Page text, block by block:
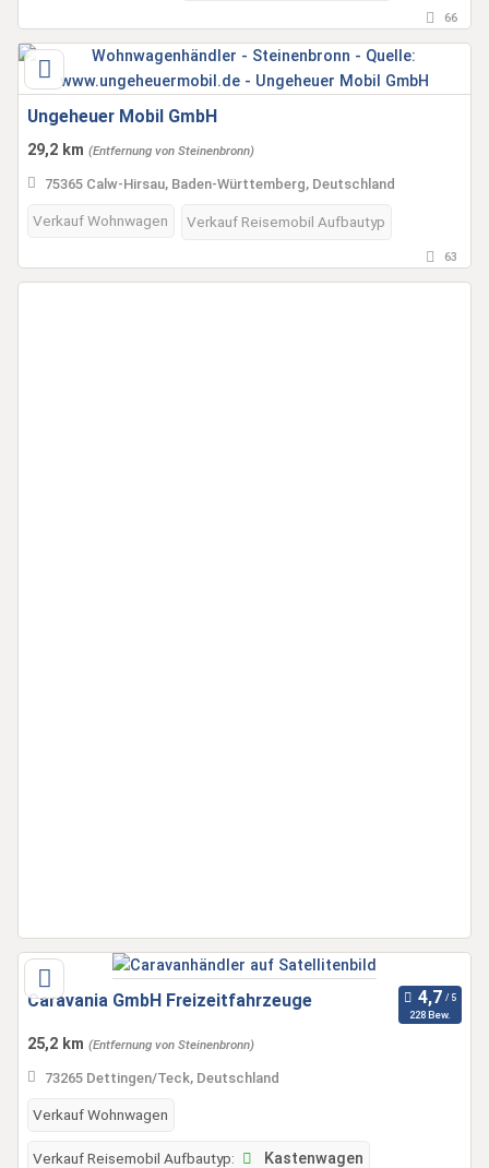
66
Ungeheuer Mobil GmbH
29,2 km (Entfernung von Steinenbronn)
75365 Calw-Hirsau, Baden-Württemberg, Deutschland
Verkauf Wohnwagen Verkauf Reisemobil Aufbautyp
63
Caravania GmbH Freizeitfahrzeuge
228 Bew.
25,2 km (Entfernung von Steinenbronn)
73265 Dettingen/Teck, Deutschland
Verkauf Wohnwagen
Verkauf Reisemobil Aufbautyp: Kastenwagen